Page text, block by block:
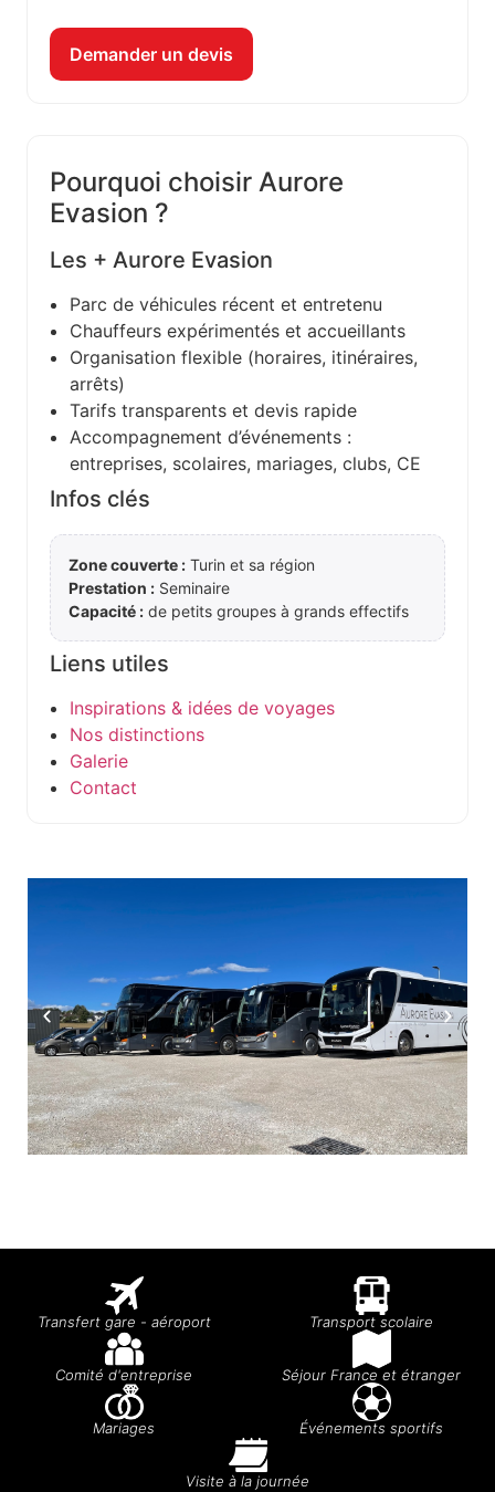
Demander un devis
Pourquoi choisir Aurore
Evasion ?
Les + Aurore Evasion
Parc de véhicules récent et entretenu
Chauffeurs expérimentés et accueillants
Organisation flexible (horaires, itinéraires,
arrêts)
Tarifs transparents et devis rapide
Accompagnement d’événements :
entreprises, scolaires, mariages, clubs, CE
Infos clés
Zone couverte : Turin et sa région
Prestation : Seminaire
Capacité : de petits groupes à grands effectifs
Liens utiles
Inspirations & idées de voyages
Nos distinctions
Galerie
Contact
Transfert gare - aéroport Transport scolaire
Comité d'entreprise Séjour France et étranger
Mariages Événements sportifs
Visite à la journée